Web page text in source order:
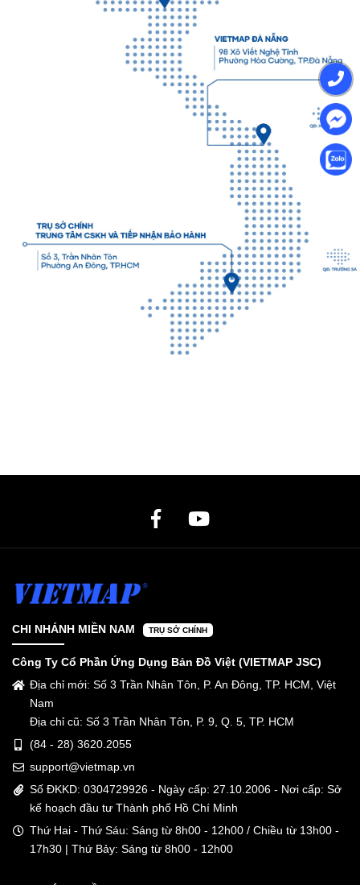
CHI NHÁNH MIỀN NAM TRỤ SỞ CHÍNH
Công Ty Cổ Phần Ứng Dụng Bản Đồ Việt (VIETMAP JSC)
Địa chỉ mới: Số 3 Trần Nhân Tôn, P. An Đông, TP. HCM, Việt
Nam
Địa chỉ cũ: Số 3 Trần Nhân Tôn, P. 9, Q. 5, TP. HCM
(84 - 28) 3620.2055
support@vietmap.vn
Số ĐKKD: 0304729926 - Ngày cấp: 27.10.2006 - Nơi cấp: Sở
kế hoạch đầu tư Thành phố Hồ Chí Minh
Thứ Hai - Thứ Sáu: Sáng từ 8h00 - 12h00 / Chiều từ 13h00 -
17h30 | Thứ Bảy: Sáng từ 8h00 - 12h00